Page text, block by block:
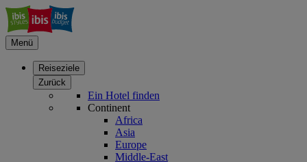
Menü
Reiseziele
Zurück
Ein Hotel finden
Continent
Africa
Asia
Europe
Middle-East